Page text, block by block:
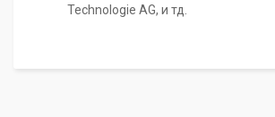
Technologie AG, и тд.